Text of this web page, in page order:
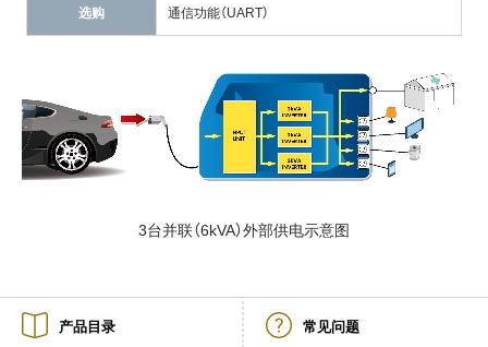
选购 通信功能（UART）
3台并联（6kVA）外部供电示意图
产品目录 常见问题